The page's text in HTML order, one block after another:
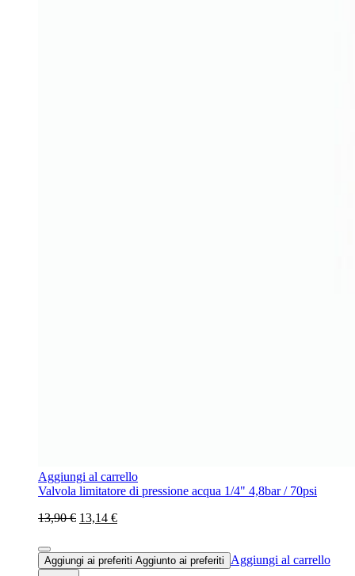
Aggiungi al carrello
Valvola limitatore di pressione acqua 1/4" 4,8bar / 70psi
13,90 € 13,14 €
Aggiungi ai preferiti Aggiunto ai preferiti Aggiungi al carrello